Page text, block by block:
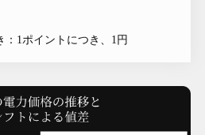
：1ポイントにつき、1円